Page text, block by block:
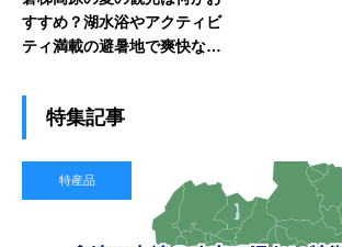
すすめ？湖水浴やアクティビ
ティ満載の避暑地で爽快な夏
特集記事
特産品